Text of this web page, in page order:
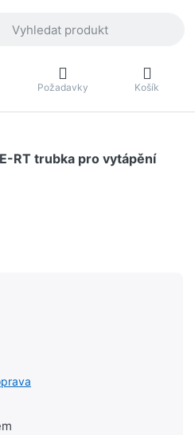
Požadavky Košík
RT trubka pro vytápění